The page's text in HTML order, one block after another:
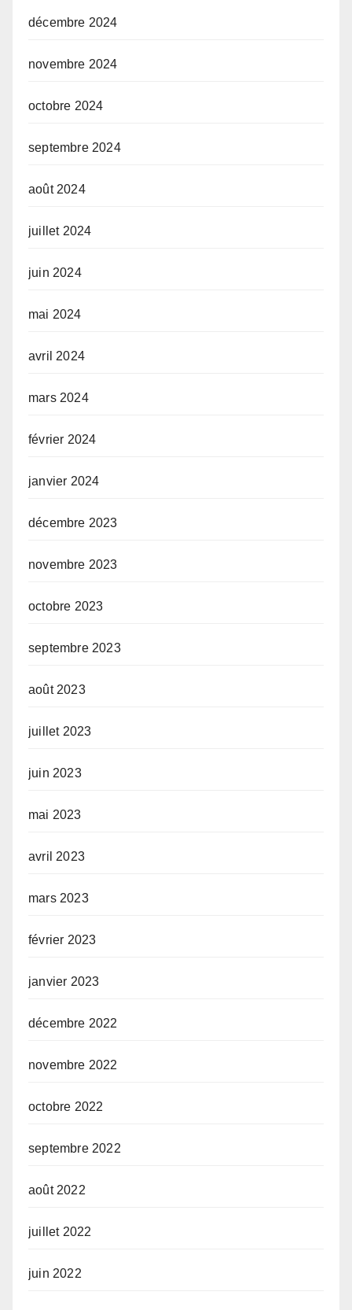
décembre 2024
novembre 2024
octobre 2024
septembre 2024
août 2024
juillet 2024
juin 2024
mai 2024
avril 2024
mars 2024
février 2024
janvier 2024
décembre 2023
novembre 2023
octobre 2023
septembre 2023
août 2023
juillet 2023
juin 2023
mai 2023
avril 2023
mars 2023
février 2023
janvier 2023
décembre 2022
novembre 2022
octobre 2022
septembre 2022
août 2022
juillet 2022
juin 2022